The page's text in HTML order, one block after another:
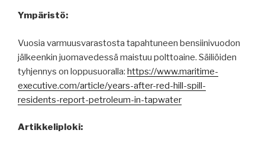
Ympäristö:
Vuosia varmuusvarastosta tapahtuneen bensiinivuodon
jälkeenkin juomavedessä maistuu polttoaine. Säiliöiden
tyhjennys on loppusuoralla: https://www.maritime-
executive.com/article/years-after-red-hill-spill-
residents-report-petroleum-in-tapwater
Artikkeliploki: